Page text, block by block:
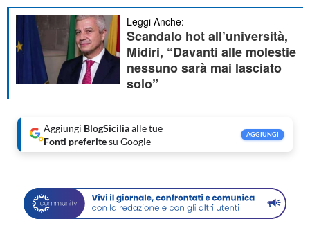
Leggi Anche:
Scandalo hot all’università,
Midiri, “Davanti alle molestie
nessuno sarà mai lasciato
solo”
Aggiungi BlogSiciliaalle tue
Fonti preferitesu Google
AGGIUNGI